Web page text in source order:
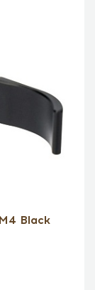
Black